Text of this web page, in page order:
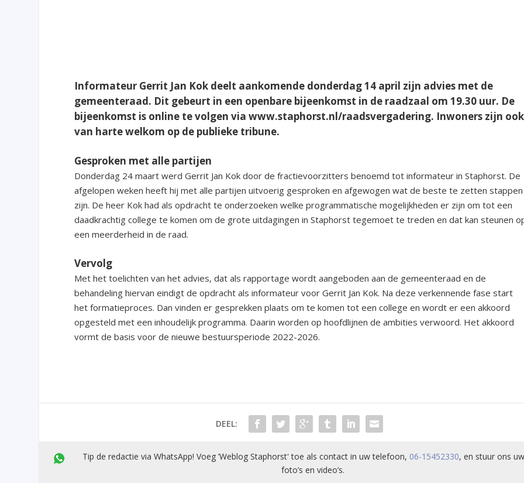
Informateur Gerrit Jan Kok deelt aankomende donderdag 14 april zijn advies met de
gemeenteraad. Dit gebeurt in een openbare bijeenkomst in de raadzaal om 19.30 uur. De
bijeenkomst is online te volgen via www.staphorst.nl/raadsvergadering. Inwoners zijn ook
van harte welkom op de publieke tribune.
Gesproken met alle partijen
Donderdag 24 maart werd Gerrit Jan Kok door de fractievoorzitters benoemd tot informateur in Staphorst. De
afgelopen weken heeft hij met alle partijen uitvoerig gesproken en afgewogen wat de beste te zetten stappen
zijn. De heer Kok had als opdracht te onderzoeken welke programmatische mogelijkheden er zijn om tot een
daadkrachtig college te komen om de grote uitdagingen in Staphorst tegemoet te treden en dat kan steunen
een meerderheid in de raad.
Vervolg
Met het toelichten van het advies, dat als rapportage wordt aangeboden aan de gemeenteraad en de
behandeling hiervan eindigt de opdracht als informateur voor Gerrit Jan Kok. Na deze verkennende fase start
het formatieproces. Dan vinden er gesprekken plaats om te komen tot een college en wordt er een akkoord
opgesteld met een inhoudelijk programma. Daarin worden op hoofdlijnen de ambities verwoord. Het akkoord
vormt de basis voor de nieuwe bestuursperiode 2022-2026.
DEEL:
Tip de redactie via WhatsApp! Voeg ’Weblog Staphorst' toe als contact in uw telefoon, 06-15452330, en stuur ons
foto’s en video’s.